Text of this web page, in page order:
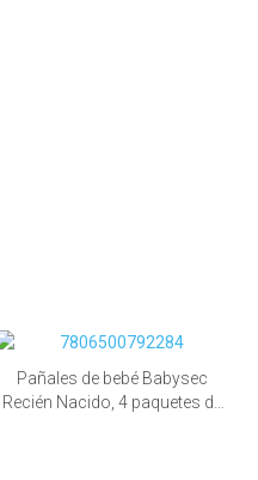
Pañales de bebé Babysec
Recién Nacido, 4 paquetes de